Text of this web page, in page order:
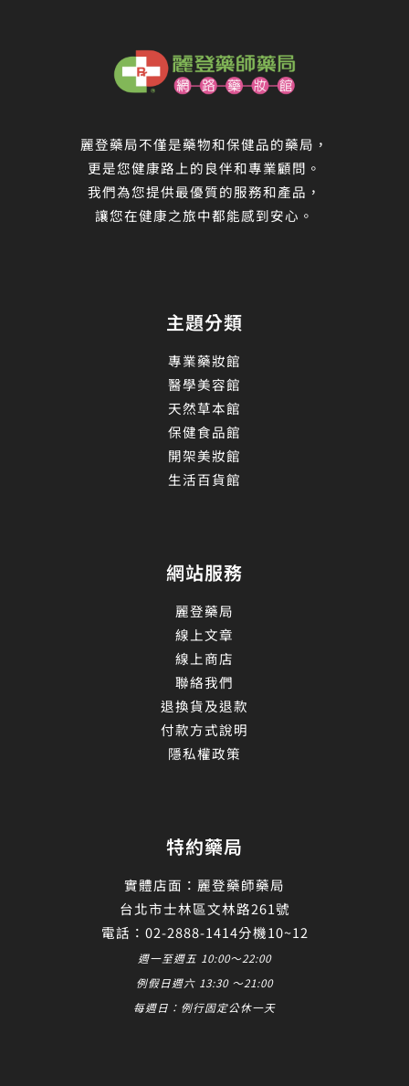
麗登藥局不僅是藥物和保健品的藥局，
更是您健康路上的良伴和專業顧問。
我們為您提供最優質的服務和產品，
讓您在健康之旅中都能感到安心。
主題分類
專業藥妝館
醫學美容館
天然草本館
保健食品館
開架美妝館
生活百貨館
網站服務
麗登藥局
線上文章
線上商店
聯絡我們
退換貨及退款
付款方式說明
隱私權政策
特約藥局
實體店面：麗登藥師藥局
台北市士林區文林路261號
電話：02-2888-1414分機10~12
週一至週五 10:00～22:00
例假日週六 13:30 ～21:00
每週日：例行固定公休一天